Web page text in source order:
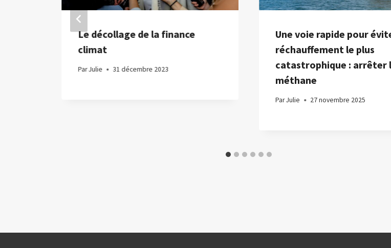
Le décollage de la finance
climat
ParJulie 31 décembre 2023
Une voie rapide pour
réchauffement le plus
catastrophique : arrêter
méthane
ParJulie 27 novembre 2025